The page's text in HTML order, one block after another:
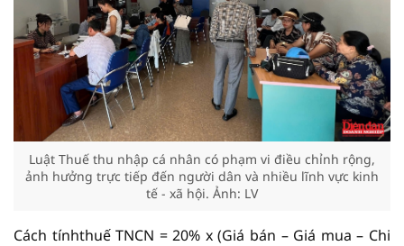
Luật Thuế thu nhập cá nhân có phạm vi điều chỉnh rộng,
ảnh hưởng trực tiếp đến người dân và nhiều lĩnh vực kinh
tế - xã hội. Ảnh: LV
Cách tínhthuế TNCN = 20% x (Giá bán – Giá mua – Chi